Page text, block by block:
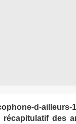
récapitulatif des